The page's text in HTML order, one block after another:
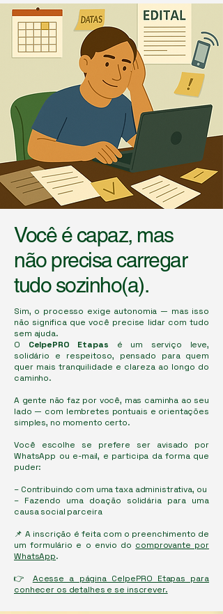
Você é capaz, mas
não precisa carregar
tudo sozinho(a).
Sim, o processo exige autonomia — mas isso
não significa que você precise lidar com tudo
sem ajuda.
O CelpePRO Etapas é um serviço leve,
solidário e respeitoso, pensado para quem
quer mais tranquilidade e clareza ao longo do
caminho.
A gente não faz por você, mas caminha ao seu
lado — com lembretes pontuais e orientações
simples, no momento certo.
Você escolhe se prefere ser avisado por
WhatsApp ou e-mail, e participa da forma que
puder:
– Contribuindo com uma taxa administrativa, ou
– Fazendo uma doação solidária para uma
causa social parceira
📌 A inscrição é feita com o preenchimento de
um formulário e o envio do comprovante por
WhatsApp.
👉 Acesse a página CelpePRO Etapas para
conhecer os detalhes e se inscrever.